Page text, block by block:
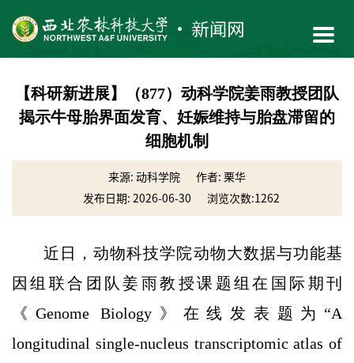
【科研新进展】（877）动科学院姜雨教授团队
揭示牛母胎界面发育、妊娠维持与胎盘滞留的
细胞机制
来源: 动科学院
作者: 栗华
发布日期: 2026-06-30
浏览次数:1262
近日，动物科技学院动物大数据与功能基
因组联合团队姜雨教授课题组在国际期刊
《Genome Biology》在线发表题为“A
longitudinal single-nucleus transcriptomic atlas of